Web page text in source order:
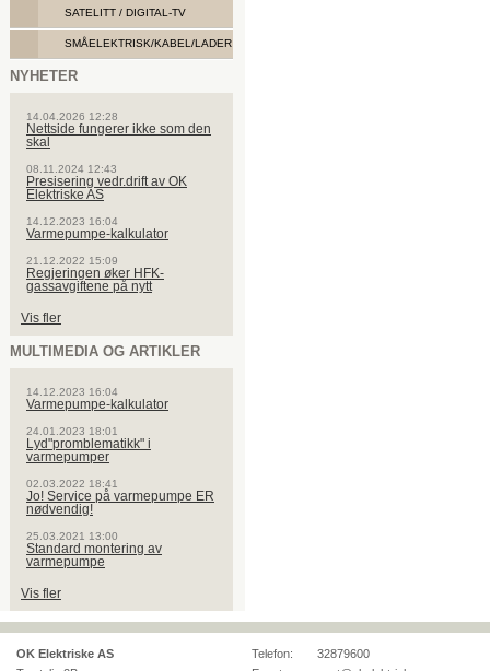
SATELITT / DIGITAL-TV
SMÅELEKTRISK/KABEL/LADER
NYHETER
14.04.2026 12:28
Nettside fungerer ikke som den
skal
08.11.2024 12:43
Presisering vedr.drift av OK
Elektriske AS
14.12.2023 16:04
Varmepumpe-kalkulator
21.12.2022 15:09
Regjeringen øker HFK-
gassavgiftene på nytt
Vis fler
MULTIMEDIA OG ARTIKLER
14.12.2023 16:04
Varmepumpe-kalkulator
24.01.2023 18:01
Lyd"promblematikk" i
varmepumper
02.03.2022 18:41
Jo! Service på varmepumpe ER
nødvendig!
25.03.2021 13:00
Standard montering av
varmepumpe
Vis fler
OK Elektriske AS
Telefon:
32879600